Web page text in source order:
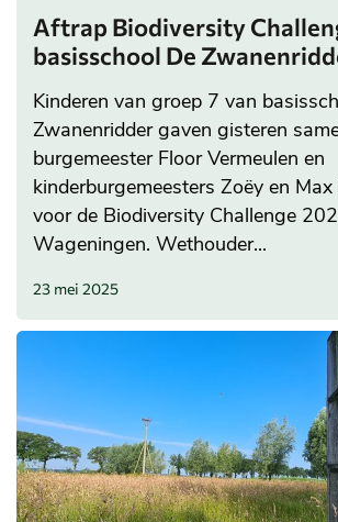
Aftrap Biodiversity
basisschool De
Kinderen van groep 7 van
Zwanenridder gaven gisteren
burgemeester Floor Vermeulen en
kinderburgemeesters Zoëy en
voor de Biodiversity Challenge
Wageningen. Wethouder...
23 mei 2025